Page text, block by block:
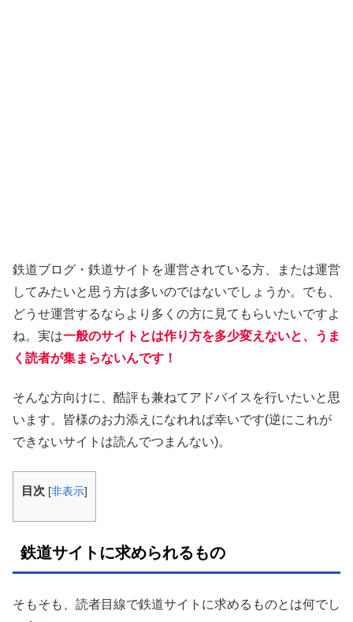
鉄道ブログ・鉄道サイトを運営されている方、または運営
してみたいと思う方は多いのではないでしょうか。でも、
どうせ運営するならより多くの方に見てもらいたいですよ
ね。実は一般のサイトとは作り方を多少変えないと、うま
く読者が集まらないんです！
そんな方向けに、酷評も兼ねてアドバイスを行いたいと思
います。皆様のお力添えになれれば幸いです(逆にこれが
できないサイトは読んでつまんない)。
目次 [非表示]
鉄道サイトに求められるもの
そもそも、読者目線で鉄道サイトに求めるものとは何でし